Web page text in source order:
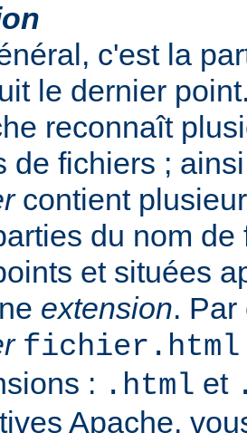
c'est la
le dernier
reconnaît
de fichiers ;
contient
du nom
et situées
extension.
: .html et
Apache,